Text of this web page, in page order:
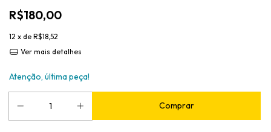
R$180,00
12 x de R$18,52
Ver mais detalhes
Atenção, última peça!